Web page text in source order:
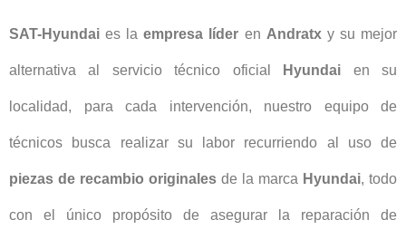
SAT-Hyundai es laempresa líder en Andratxy su mejor
alternativa al servicio técnico oficial Hyundai en su
localidad, para cada intervención, nuestro equipo de
técnicos busca realizar su labor recurriendo al uso de
piezas de recambio originales de la marca Hyundai, todo
con el único propósito de asegurar la reparación de